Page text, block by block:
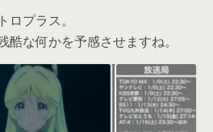
プラス。
な何かを予感させますね。